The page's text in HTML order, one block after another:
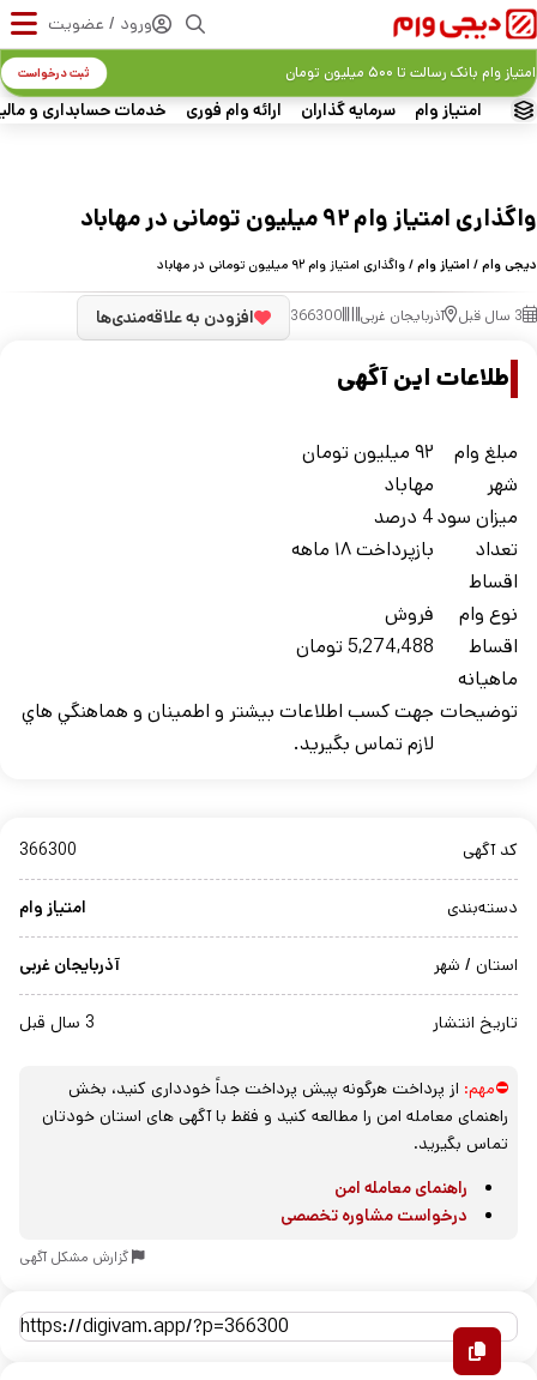
ورود / عضویت
امتیاز وام سرمایه گذاران ارائه وام فوری خدمات حسابداری و
امتیاز وام بانک رسالت تا ۵۰۰ میلیون تومان ثبت درخواست
واگذاری امتیاز وام ۹۲ میلیون تومانی در مهاباد
دیجی وام/ امتیاز وام/ واگذاری امتیاز وام ۹۲ میلیون تومانی در مهاباد
3 سال قبل آذربایجان غربی 366300 افزودن به علاقه‌مندی‌ها
اطلاعات این آگهی
مبلغ وام
۹۲ میلیون تومان
شهر
مهاباد
ميزان سود4 درصد
تعداد
اقساط
بازپرداخت ۱۸ ماهه
نوع وام
فروش
اقساط
ماهيانه
5,274,488 تومان
توضيحات جهت کسب اطلاعات بيشتر و اطمينان و هماهنگي هاي
لازم تماس بگيريد.
کد آگهی 366300
دسته‌بندی امتیاز وام
استان / شهر آذربایجان غربی
تاریخ انتشار 3 سال قبل
⛔مهم: از پرداخت هرگونه پیش پرداخت جداً خودداری کنید، بخش
راهنمای معامله امن را مطالعه کنید و فقط با آگهی های استان خودتان
تماس بگیرید.
راهنمای معامله امن
درخواست مشاوره تخصصی
گزارش مشکل آگهی